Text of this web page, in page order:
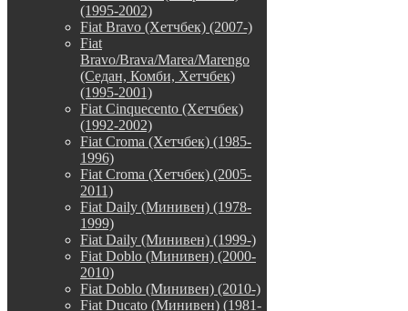
(1995-2002)
Fiat Bravo (Хетчбек) (2007-)
Fiat
Bravo/Brava/Marea/Marengo
(Седан, Комби, Хетчбек)
(1995-2001)
Fiat Cinquecento (Хетчбек)
(1992-2002)
Fiat Croma (Хетчбек) (1985-
1996)
Fiat Croma (Хетчбек) (2005-
2011)
Fiat Daily (Минивен) (1978-
1999)
Fiat Daily (Минивен) (1999-)
Fiat Doblo (Минивен) (2000-
2010)
Fiat Doblo (Минивен) (2010-)
Fiat Ducato (Минивен) (1981-